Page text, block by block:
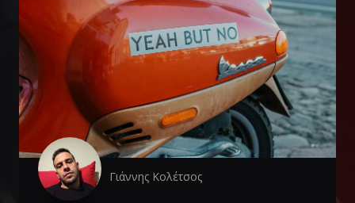
Γιάννης Κολέτσος